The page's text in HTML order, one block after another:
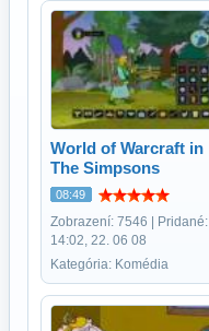
World of Warcraft in
The Simpsons
08:49
Zobrazení: 7546 | Pridané:
14:02, 22. 06 08
Kategória: Komédia